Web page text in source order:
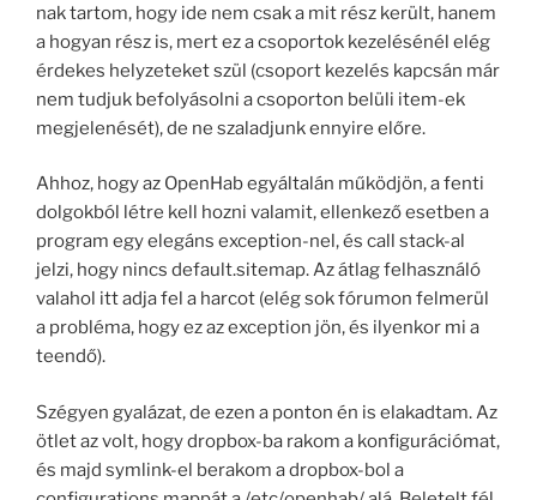
nak tartom, hogy ide nem csak a mit rész került, hanem
a hogyan rész is, mert ez a csoportok kezelésénél elég
érdekes helyzeteket szül (csoport kezelés kapcsán már
nem tudjuk befolyásolni a csoporton belüli item-ek
megjelenését), de ne szaladjunk ennyire előre.
Ahhoz, hogy az OpenHab egyáltalán működjön, a fenti
dolgokból létre kell hozni valamit, ellenkező esetben a
program egy elegáns exception-nel, és call stack-al
jelzi, hogy nincs default.sitemap. Az átlag felhasználó
valahol itt adja fel a harcot (elég sok fórumon felmerül
a probléma, hogy ez az exception jön, és ilyenkor mi a
teendő).
Szégyen gyalázat, de ezen a ponton én is elakadtam. Az
ötlet az volt, hogy dropbox-ba rakom a konfigurációmat,
és majd symlink-el berakom a dropbox-bol a